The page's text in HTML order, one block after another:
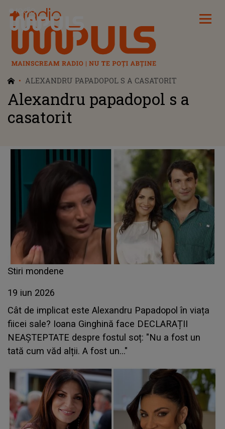
Radio Impuls
ALEXANDRU PAPADOPOL S A CASATORIT
Alexandru papadopol s a
casatorit
Stiri mondene
19 iun 2026
Cât de implicat este Alexandru Papadopol în viața
fiicei sale? Ioana Ginghină face DECLARAȚII
NEAȘTEPTATE despre fostul soț: "Nu a fost un
tată cum văd alții. A fost un..."